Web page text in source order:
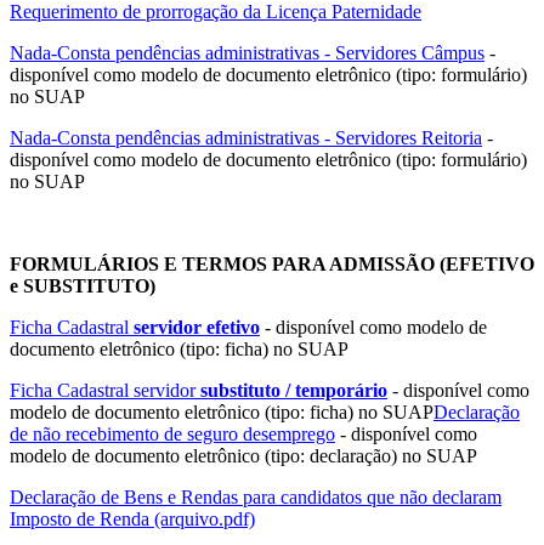
Requerimento de prorrogação da Licença Paternidade
Nada-Consta pendências administrativas - Servidores Câmpus -
disponível como modelo de documento eletrônico (tipo: formulário)
no SUAP
Nada-Consta pendências administrativas - Servidores Reitoria -
disponível como modelo de documento eletrônico (tipo: formulário)
no SUAP
FORMULÁRIOS E TERMOS PARA ADMISSÃO (EFETIVO
e SUBSTITUTO)
Ficha Cadastral servidor efetivo - disponível como modelo de
documento eletrônico (tipo: ficha) no SUAP
Ficha Cadastral servidorsubstituto / temporário - disponível como
modelo de documento eletrônico (tipo: ficha) no SUAPDeclaração
de não recebimento de seguro desemprego - disponível como
modelo de documento eletrônico (tipo: declaração) no SUAP
Declaração de Bens e Rendas para candidatos que não declaram
Imposto de Renda (arquivo.pdf)